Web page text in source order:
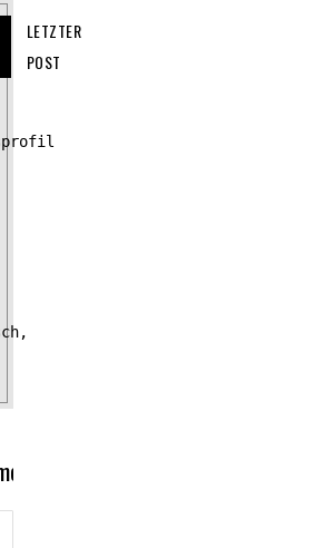
LETZTER
POST